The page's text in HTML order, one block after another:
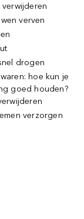
verven
drogen
hoe kun je
goed houden?
verzorgen